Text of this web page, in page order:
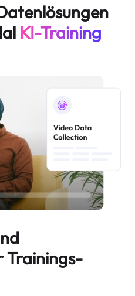
KI-Training
Trainings-